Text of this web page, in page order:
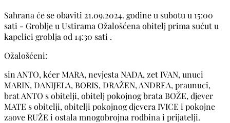
Sahrana će se obaviti 21.09.2024. godine u subotu u 15:00
sati - Groblje u Ustirama Ožalošćena obitelj prima sućut u
kapelici groblja od 14:30 sati .
Ožalošćeni:
sin ANTO, kćer MARA, nevjesta NADA, zet IVAN, unuci
MARIN, DANIJELA, BORIS, DRAŽEN, ANDREA, praunuci,
brat ANTO s obitelji, obitelj pokojnog brata BOŽE, djever
MATE s obitelji, obitelji pokojnog djevera IVICE i pokojne
zaove RUŽE i ostala mnogobrojna rodbina i prijatelji.